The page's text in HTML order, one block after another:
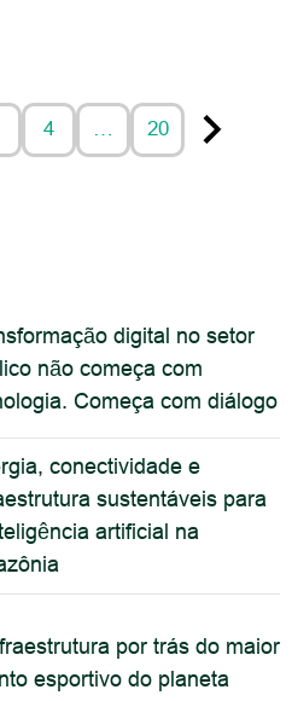
4 … 20
digital no setor
não começa com
Começa com diálogo
conectividade e
sustentáveis para
artificial na
por trás do maior
esportivo do planeta